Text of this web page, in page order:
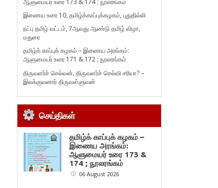
இணைய உரை 10, தமிழ்க்காப்புக்கழகம், புதுதில்லி
நட்பு தமிழ் வட்டம், 7ஆவது ஆண்டு தமிழ் விழா,
மதுரை
தமிழ்க் காப்புக் கழகம் – இணைய அரங்கம்:
ஆளுமையர் உரை 171 & 172 ; நூலரங்கம்
திருவளர்ச் செல்வன், திருவளர்ச் செல்வி சரியா? –
இலக்குவனார் திருவள்ளுவன்
செய்திகள்
தமிழ்க் காப்புக் கழகம் –
இணைய அரங்கம்:
ஆளுமையர் உரை 173 &
174 ; நூலரங்கம்
06 August 2026